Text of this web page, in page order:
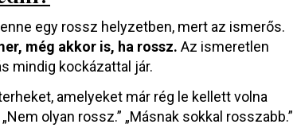
egy rossz helyzetben, mert az ismerős.
még akkor is, ha rossz. Az ismeretlen
mindig kockázattal jár.
amelyeket már rég le kellett volna
olyan rossz.” „Másnak sokkal rosszabb.”